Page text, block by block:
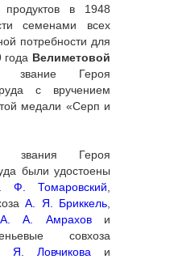
продуктов в 1948
семенами всех
потребности для
года Велиметовой
звание Героя
с вручением
медали «Серп и
Героя
были удостоены
Ф. Томаровский
А. Я. Бриккель
А. А. Амрахови
совхоза
Я. Ловчикова и